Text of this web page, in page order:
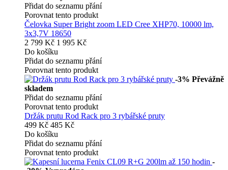
Přidat do seznamu přání
Porovnat tento produkt
Čelovka Super Bright zoom LED Cree XHP70, 10000 lm,
3x3,7V 18650
2 799 Kč 1 995 Kč
Do košíku
Přidat do seznamu přání
Porovnat tento produkt
-3% Převážně
skladem
Přidat do seznamu přání
Porovnat tento produkt
Držák prutu Rod Rack pro 3 rybářské pruty
499 Kč 485 Kč
Do košíku
Přidat do seznamu přání
Porovnat tento produkt
-